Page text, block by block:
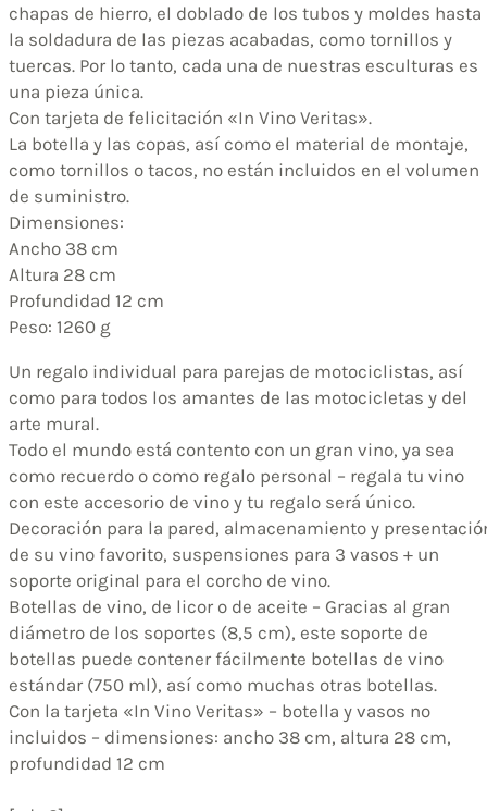
chapas de hierro, el doblado de los tubos y moldes hasta
la soldadura de las piezas acabadas, como tornillos y
tuercas. Por lo tanto, cada una de nuestras esculturas es
una pieza única.
Con tarjeta de felicitación «In Vino Veritas».
La botella y las copas, así como el material de montaje,
como tornillos o tacos, no están incluidos en el volumen
de suministro.
Dimensiones:
Ancho 38 cm
Altura 28 cm
Profundidad 12 cm
Peso: 1260 g
Un regalo individual para parejas de motociclistas, así
como para todos los amantes de las motocicletas y del
arte mural.
Todo el mundo está contento con un gran vino, ya sea
como recuerdo o como regalo personal – regala tu vino
con este accesorio de vino y tu regalo será único.
Decoración para la pared, almacenamiento y
de su vino favorito, suspensiones para 3 vasos + un
soporte original para el corcho de vino.
Botellas de vino, de licor o de aceite – Gracias al gran
diámetro de los soportes (8,5 cm), este soporte de
botellas puede contener fácilmente botellas de vino
estándar (750 ml), así como muchas otras botellas.
Con la tarjeta «In Vino Veritas» – botella y vasos no
incluidos – dimensiones: ancho 38 cm, altura 28 cm,
profundidad 12 cm